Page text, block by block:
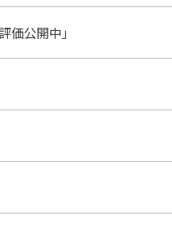
価公開中」